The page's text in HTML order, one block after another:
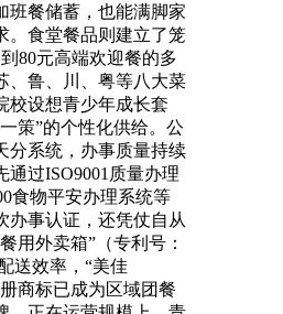
班餐储蓄，也能满脚家
。食堂餐品则建立了笼
80元高端欢迎餐的多
、鲁、川、粤等八大菜
校设想青少年成长套
策”的个性化供给。公
分系统，办事质量持续
通过ISO9001质量办理
食物平安办理系统等
办事认证，还凭仗自从
用外卖箱”（专利号：
送效率，“美佳
商标已成为区域团餐